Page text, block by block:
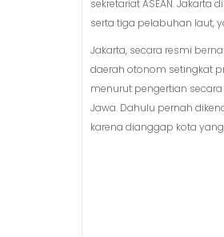
sekretariat ASEAN.
serta tiga pelabuhan laut,
Jakarta, secara resmi
daerah otonom setingkat
menurut pengertian
Jawa. Dahulu pernah
karena dianggap kota